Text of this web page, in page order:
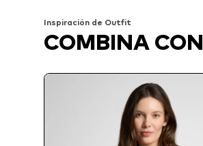
Inspiración de Outfit
COMBINA CON